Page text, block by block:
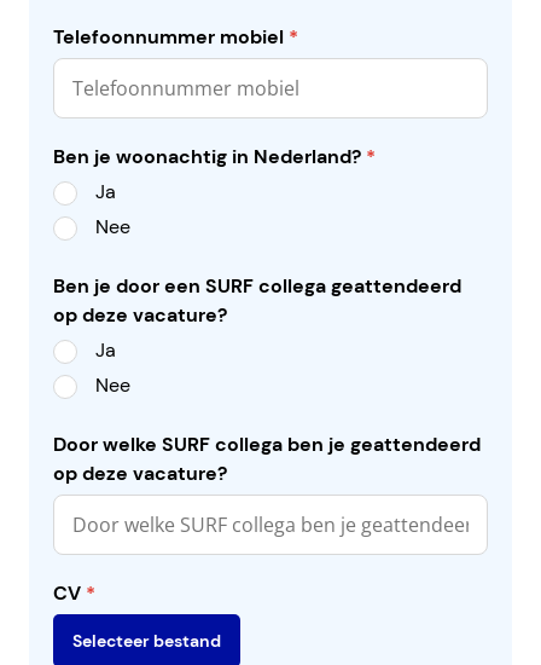
Telefoonnummer mobiel *
Ben je woonachtig in Nederland? *
Ja
Nee
Ben je door een SURF collega geattendeerd
op deze vacature?
Ja
Nee
Door welke SURF collega ben je geattendeerd
op deze vacature?
CV *
Selecteer bestand